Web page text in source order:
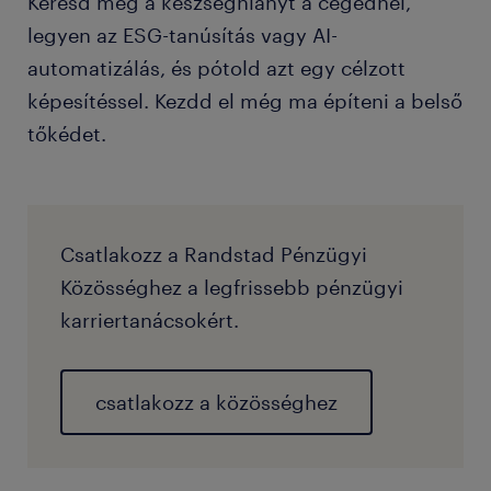
legyen az ESG-tanúsítás vagy AI-
automatizálás, és pótold azt egy célzott
képesítéssel. Kezdd el még ma építeni a belső
tőkédet.
Csatlakozz a Randstad Pénzügyi
Közösséghez a legfrissebb pénzügyi
karriertanácsokért.
csatlakozz a közösséghez